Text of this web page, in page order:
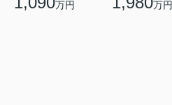
万円 万円